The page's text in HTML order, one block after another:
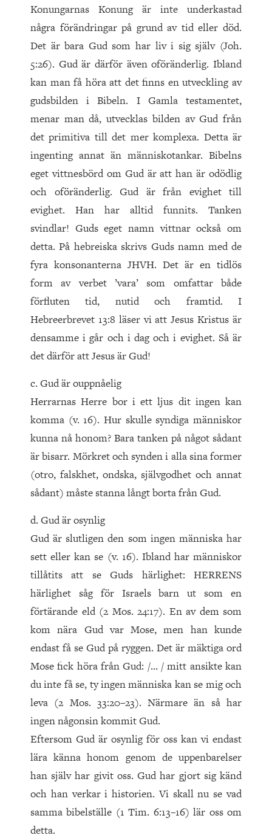
Konungarnas Ko­nung är inte underkastad
några förändringar på grund av tid eller död.
Det är bara Gud som har liv i sig själv (Joh.
5:26). Gud är därför även oföränderlig. Ibland
kan man få höra att det finns en utveckling av
gudsbilden i Bibeln. I Gamla testamentet,
menar man då, utvecklas bilden av Gud från
det primitiva till det mer komplexa. Detta är
ingenting annat än människotankar. Bibelns
eget vittnesbörd om Gud är att han är odödlig
och oföränderlig. Gud är från evighet till
evighet. Han har alltid funnits. Tanken
svindlar! Guds eget namn vittnar också om
detta. På hebreiska skrivs Guds namn med de
fyra konsonanterna JHVH. Det är en tidlös
form av verbet ’vara’ som omfattar både
förfluten tid, nutid och framtid. I
Hebreerbrevet 13:8 läser vi att Jesus Kristus är
densamme i går och i dag och i evighet. Så är
det därför att Jesus är Gud!
c. Gud är ouppnåelig
Herrarnas Herre bor i ett ljus dit ingen kan
komma (v. 16). Hur skulle syndiga människor
kunna nå honom? Bara tanken på något sådant
är bisarr. Mörkret och synden i alla sina former
(otro, falskhet, ondska, självgodhet och annat
sådant) måste stanna långt borta från Gud.
d. Gud är osynlig
Gud är slutligen den som ingen människa har
sett eller kan se (v. 16). Ibland har människor
tillåtits att se Guds härlighet: HERRENS
härlighet såg för Israels barn ut som en
förtärande eld (2 Mos. 24:17). En av dem som
kom nära Gud var Mose, men han kunde
endast få se Gud på ryggen. Det är mäktiga ord
Mose fick höra från Gud: /… / mitt ansikte kan
du inte få se, ty ingen människa kan se mig och
leva (2 Mos. 33:20–23). Närmare än så har
ingen någonsin kommit Gud.
Eftersom Gud är osynlig för oss kan vi endast
lära känna honom genom de uppenbarelser
han själv har givit oss. Gud har gjort sig känd
och han verkar i historien. Vi skall nu se vad
samma bibelställe (1 Tim. 6:13–16) lär oss om
detta.